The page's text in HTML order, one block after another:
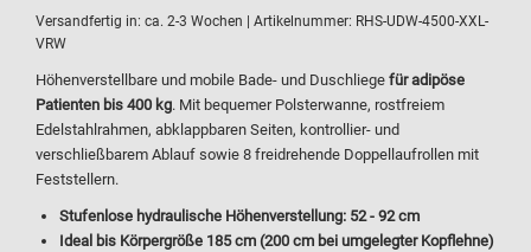
Versandfertig in: ca. 2-3 Wochen | Artikelnummer: RHS-UDW-4500-XXL-
VRW
Höhenverstellbare und mobile Bade- und Duschliege für adipöse
Patienten bis 400 kg. Mit bequemer Polsterwanne, rostfreiem
Edelstahlrahmen, abklappbaren Seiten, kontrollier- und
verschließbarem Ablauf sowie 8 freidrehende Doppellaufrollen mit
Feststellern.
Stufenlose hydraulische Höhenverstellung: 52 - 92 cm
Ideal bis Körpergröße 185 cm (200 cm bei umgelegter Kopflehne)